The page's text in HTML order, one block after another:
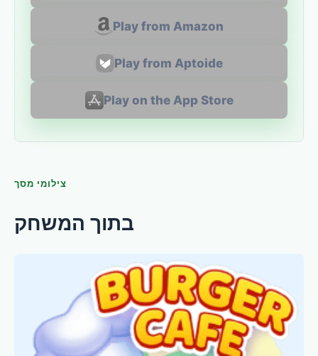
Play from Amazon
Play from Aptoide
Play on the App Store
צילומי מסך
בתוך המשחק